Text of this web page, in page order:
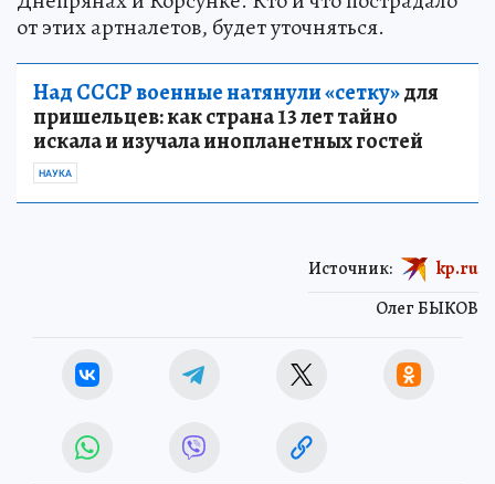
от этих артналетов, будет уточняться.
Над СССР военные натянули «сетку»для
пришельцев: как страна 13 лет тайно
искала и изучала инопланетных гостей
НАУКА
Олег БЫКОВ
Источник: kp.ru